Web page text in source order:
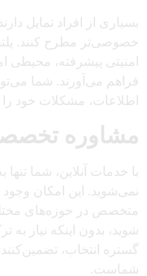
بسیاری از افراد تمایل
خصوصی‌تر مطرح کنند.
امنیتی پیشرفته، محیطی
فراهم می‌آورند. شما
اطلاعات، مشکلات خود را
مشاوره
با خدمات آنلاین، شما
نمی‌شوید. این امکان وجود
متخصص در حوزه‌های
شوید، بدون اینکه نیاز به
گستره انتخاب،
شماست.